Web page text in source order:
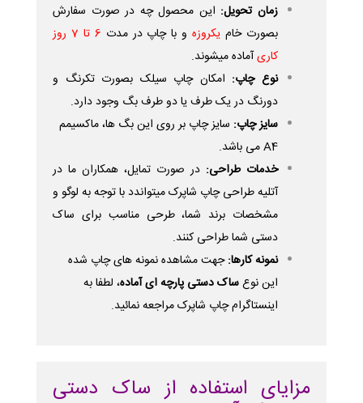
زمان تحویل: این محصول چه در صورت سفارش
بصورت خام یکروزه و با چاپ در مدت
6 تا 7 روز
کاریآماده میشوند.
نوع چاپ: امکان چاپ سیلک بصورت تکرنگ و
دورنگ در یک طرف یا دو طرف بگ وجود دارد.
سایز چاپ: سایز چاپ بر روی این بگ ها، ماکسیمم
A4 می باشد.
خدمات طراحی: در صورت تمایل، همکاران ما در
آتلیه طراحی چاپ شاپرکمیتواندد با توجه به لوگو و
مشخصات برند شما، طرحی مناسب برای ساک
دستی شما طراحی کنند.
نمونه کارها:جهت مشاهده نمونه های چاپ شده
این نوعساک دستی پارچه ای آماده، لطفا به
اینستاگرام چاپ شاپرکمراجعه نمائید.
مزایای استفاده از ساک دستی